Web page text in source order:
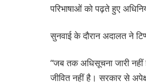
परिभाषाओं को पढ़ते हुए
सुनवाई के दौरान अदालत ने
“जब तक अधिसूचना जारी नहीं
जीवित नहीं है। सरकार से